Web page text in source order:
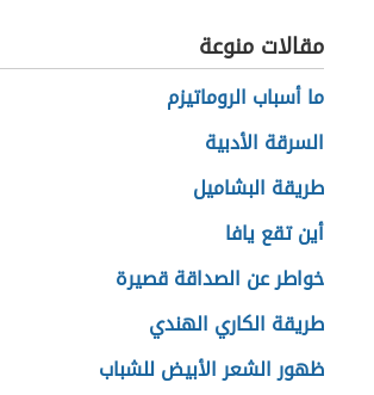
مقالات منوعة
ما أسباب الروماتيزم
السرقة الأدبية
طريقة البشاميل
أين تقع يافا
خواطر عن الصداقة قصيرة
طريقة الكاري الهندي
ظهور الشعر الأبيض للشباب